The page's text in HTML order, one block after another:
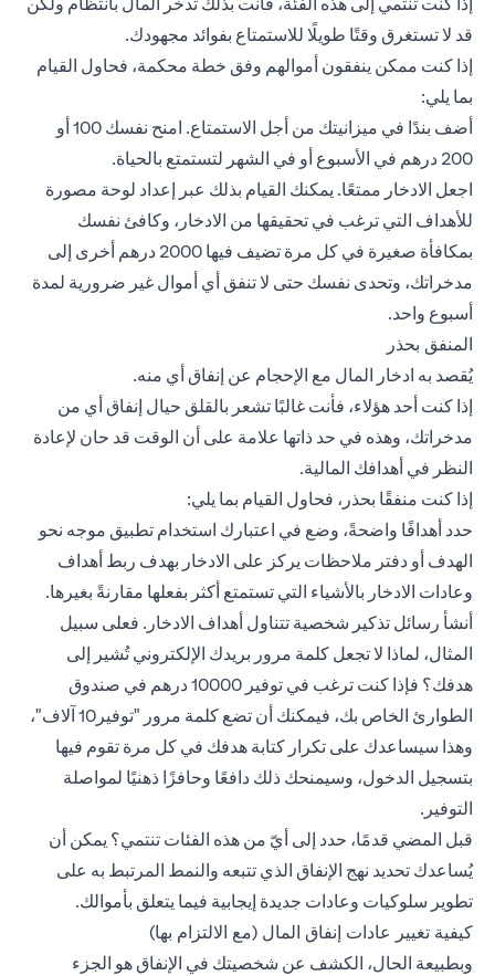
قد لا تستغرق وقتًا طويلًا للاستمتاع بفوائد مجهودك.
إذا كنت ممكن ينفقون أموالهم وفق خطة محكمة، فحاول القيام
بما يلي:
أضف بندًا في ميزانيتك من أجل الاستمتاع. امنح نفسك 100 أو
200 درهم في الأسبوع أو في الشهر لتستمتع بالحياة.
اجعل الادخار ممتعًا. يمكنك القيام بذلك عبر إعداد لوحة مصورة
للأهداف التي ترغب في تحقيقها من الادخار، وكافئ نفسك
بمكافأة صغيرة في كل مرة تضيف فيها 2000 درهم أخرى إلى
مدخراتك، وتحدى نفسك حتى لا تنفق أي أموال غير ضرورية لمدة
أسبوع واحد.
المنفق بحذر
يُقصد به ادخار المال مع الإحجام عن إنفاق أي منه.
إذا كنت أحد هؤلاء، فأنت غالبًا تشعر بالقلق حيال إنفاق أي من
مدخراتك، وهذه في حد ذاتها علامة على أن الوقت قد حان لإعادة
النظر في أهدافك المالية.
إذا كنت منفقًا بحذر، فحاول القيام بما يلي:
حدد أهدافًا واضحةً، وضع في اعتبارك استخدام تطبيق موجه نحو
الهدف أو دفتر ملاحظات يركز على الادخار بهدف ربط أهداف
وعادات الادخار بالأشياء التي تستمتع أكثر بفعلها مقارنةً بغيرها.
أنشأ رسائل تذكير شخصية تتناول أهداف الادخار. فعلى سبيل
المثال، لماذا لا تجعل كلمة مرور بريدك الإلكتروني تُشير إلى
هدفك؟ فإذا كنت ترغب في توفير 10000 درهم في صندوق
الطوارئ الخاص بك، فيمكنك أن تضع كلمة مرور "توفير10 آلاف"،
وهذا سيساعدك على تكرار كتابة هدفك في كل مرة تقوم فيها
بتسجيل الدخول، وسيمنحك ذلك دافعًا وحافزًا ذهنيًا لمواصلة
التوفير.
قبل المضي قدمًا، حدد إلى أيّ من هذه الفئات تنتمي؟ يمكن أن
يُساعدك تحديد نهج الإنفاق الذي تتبعه والنمط المرتبط به على
تطوير سلوكيات وعادات جديدة إيجابية فيما يتعلق بأموالك.
كيفية تغيير عادات إنفاق المال (مع الالتزام بها)
وبطبيعة الحال، الكشف عن شخصيتك في الإنفاق هو الجزء